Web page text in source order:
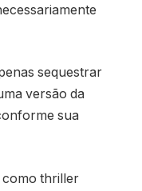
sequestrar
versão da
sua
como thriller